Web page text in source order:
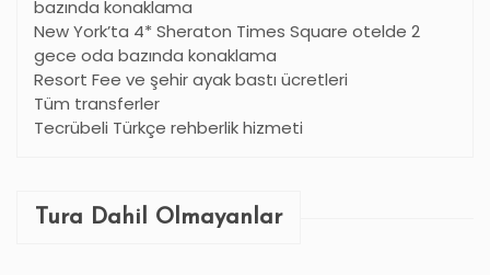
bazında konaklama
New York’ta 4* Sheraton Times Square otelde 2
gece oda bazında konaklama
Resort Fee ve şehir ayak bastı ücretleri
Tüm transferler
Tecrübeli Türkçe rehberlik hizmeti
Tura Dahil Olmayanlar